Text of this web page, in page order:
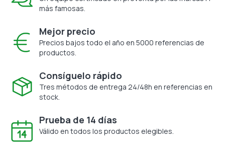
más famosas.
Mejor precio
Precios bajos todo el año en 5000 referencias de
productos.
Consíguelo rápido
Tres métodos de entrega 24/48h en referencias en
stock.
Prueba de 14 días
Válido en todos los productos elegibles.